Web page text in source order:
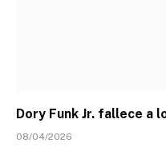
Dory Funk Jr. fallece a
08/04/2026